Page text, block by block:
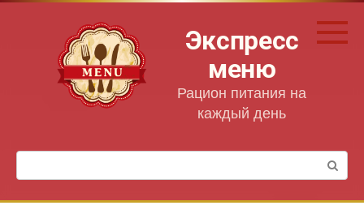
Перейти
Экспресс
меню
Рацион питания на
каждый день
Поиск: